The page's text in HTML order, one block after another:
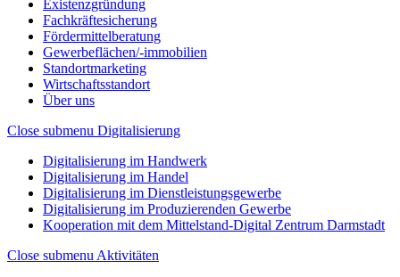
Existenzgründung
Fachkräftesicherung
Fördermittelberatung
Gewerbeflächen/-immobilien
Standortmarketing
Wirtschaftsstandort
Über uns
Close submenu Digitalisierung
Digitalisierung im Handwerk
Digitalisierung im Handel
Digitalisierung im Dienstleistungsgewerbe
Digitalisierung im Produzierenden Gewerbe
Kooperation mit dem Mittelstand-Digital Zentrum Darmstadt
Close submenu Aktivitäten